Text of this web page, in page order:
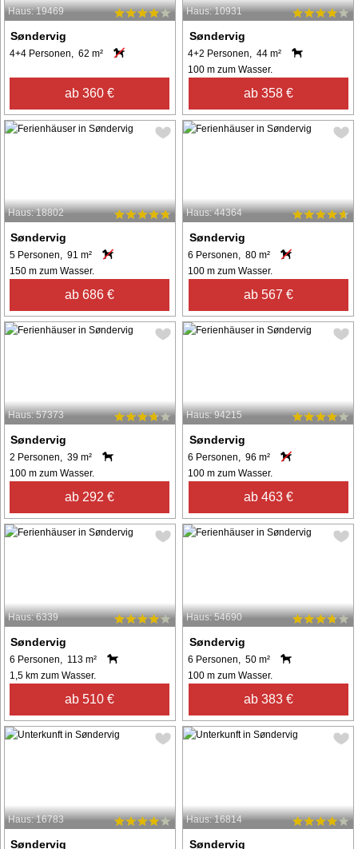
Haus: 19469
Søndervig
4+4 Personen, 62 m²
ab 360 €
Haus: 10931
Søndervig
4+2 Personen, 44 m²
100 m zum Wasser.
ab 358 €
Haus: 18802
Søndervig
5 Personen, 91 m²
150 m zum Wasser.
ab 686 €
Haus: 44364
Søndervig
6 Personen, 80 m²
100 m zum Wasser.
ab 567 €
Haus: 57373
Søndervig
2 Personen, 39 m²
100 m zum Wasser.
ab 292 €
Haus: 94215
Søndervig
6 Personen, 96 m²
100 m zum Wasser.
ab 463 €
Haus: 6339
Søndervig
6 Personen, 113 m²
1,5 km zum Wasser.
ab 510 €
Haus: 54690
Søndervig
6 Personen, 50 m²
100 m zum Wasser.
ab 383 €
Haus: 16783
Søndervig
Haus: 16814
Søndervig